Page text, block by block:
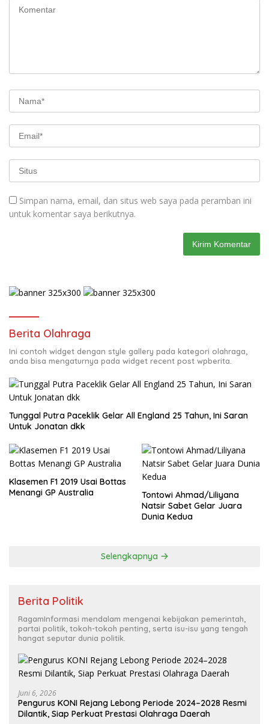
Simpan nama, email, dan situs web saya pada peramban ini
untuk komentar saya berikutnya.
Berita Olahraga
Ini contoh widget dengan style gallery pada kategori olahraga,
anda bisa mengaturnya pada widget recent post wpberita.
Tunggal Putra Paceklik Gelar All England 25 Tahun, Ini Saran
Untuk Jonatan dkk
Klasemen F1 2019 Usai Bottas
Menangi GP Australia
Tontowi Ahmad/Liliyana
Natsir Sabet Gelar Juara
Dunia Kedua
Selengkapnya
Berita Politik
RagamInformasi mendalam mengenai kebijakan pemerintah,
partai politik, tokoh-tokoh penting, serta isu-isu yang tengah
hangat seputar dunia politik.
Juni 6, 2026
Pengurus KONI Rejang Lebong Periode 2024–2028 Resmi
Dilantik, Siap Perkuat Prestasi Olahraga Daerah